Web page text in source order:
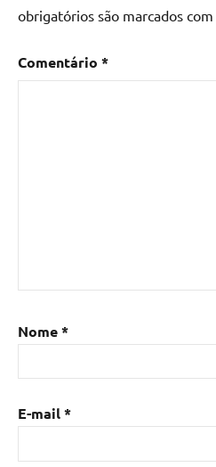
obrigatórios são marcados com
Comentário *
Nome*
E-mail*